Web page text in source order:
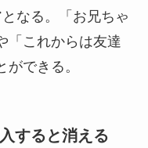
なる。「お兄ちゃ
「これからは友達
できる。
すると消える